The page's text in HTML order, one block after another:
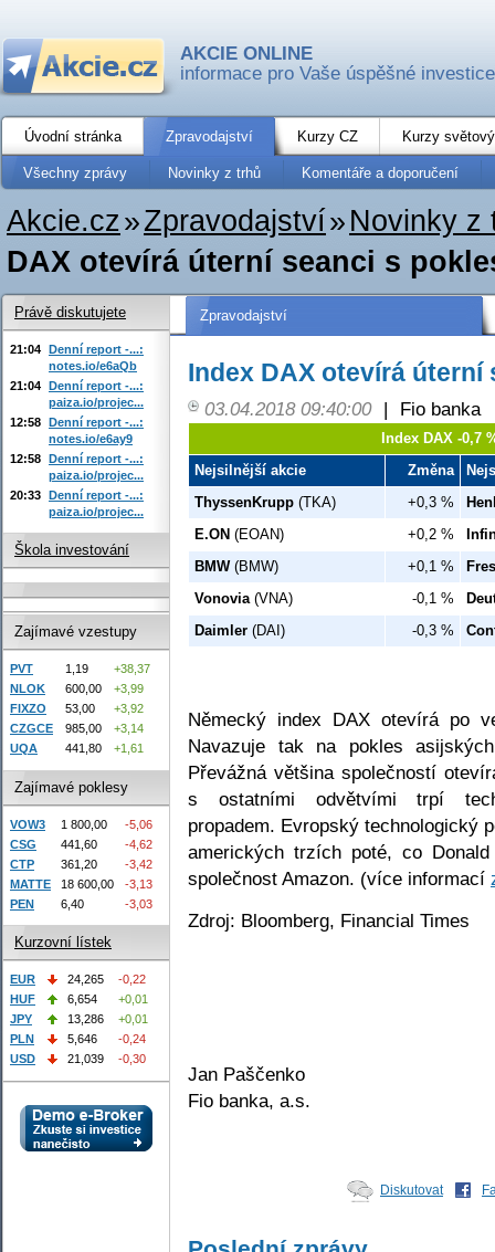
AKCIE ONLINE
informace pro Vaše úspěšné investice
Úvodní stránka Zpravodajství Kurzy CZ Kurzy
Všechny zprávy Novinky z trhů Komentáře a doporučení
Akcie.cz»Zpravodajství» Novinky z
DAX otevírá úterní seanci s
Zpravodajství
Index DAX otevírá úterní
03.04.2018 09:40:00 | Fio banka
Index DAX -0,7
Nejsilnější akcie
Změna
ThyssenKrupp (TKA) +0,3 %
E.ON (EOAN) +0,2 %
BMW(BMW) +0,1 %
Vonovia(VNA) -0,1 %
Daimler (DAI) -0,3 %
Německý index DAX otevírá po
Navazuje tak na pokles
Převážná většina společností
s ostatními odvětvími trpí
propadem. Evropský technologický
amerických trzích poté, co
společnost Amazon. (více informací
Zdroj: Bloomberg, Financial Times
Jan Paščenko
Fio banka, a.s.
Diskutovat
Právě diskutujete
21:04 Denní report -...:
notes.io/e6aQb
21:04 Denní report -...:
paiza.io/projec...
12:58 Denní report -...:
notes.io/e6ay9
12:58 Denní report -...:
paiza.io/projec...
20:33 Denní report -...:
paiza.io/projec...
Škola investování
Zajímavé vzestupy
PVT 1,19
+38,37
NLOK
600,00
+3,99
FIXZO
53,00
+3,92
CZGCE
985,00
+3,14
UQA
441,80 +1,61
Zajímavé poklesy
VOW3 1 800,00
-5,06
CSG
441,60
-4,62
CTP
361,20
-3,42
MATTE
18 600,00
-3,13
PEN
6,40 -3,03
Kurzovní lístek
EUR 24,265
-0,22
HUF
6,654
+0,01
JPY
13,286
+0,01
PLN
5,646
-0,24
USD
21,039 -0,30